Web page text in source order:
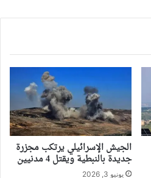
الجيش الإسرائيلي يرتكب مجزرة
جديدة بالنبطية ويقتل 4 مدنيين
يونيو 3, 2026